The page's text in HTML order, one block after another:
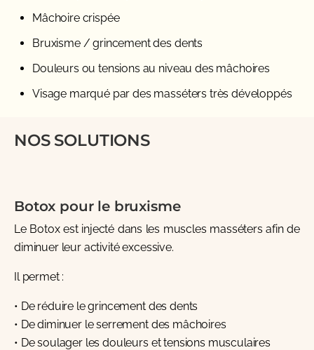
Mâchoire crispée
Bruxisme / grincement des dents
Douleurs ou tensions au niveau des mâchoires
Visage marqué par des masséters très développés
NOS SOLUTIONS
Botox pour le bruxisme
Le Botox est injecté dans les muscles masséters afin de
diminuer leur activité excessive.
Il permet :
• De réduire le grincement des dents
• De diminuer le serrement des mâchoires
• De soulager les douleurs et tensions musculaires